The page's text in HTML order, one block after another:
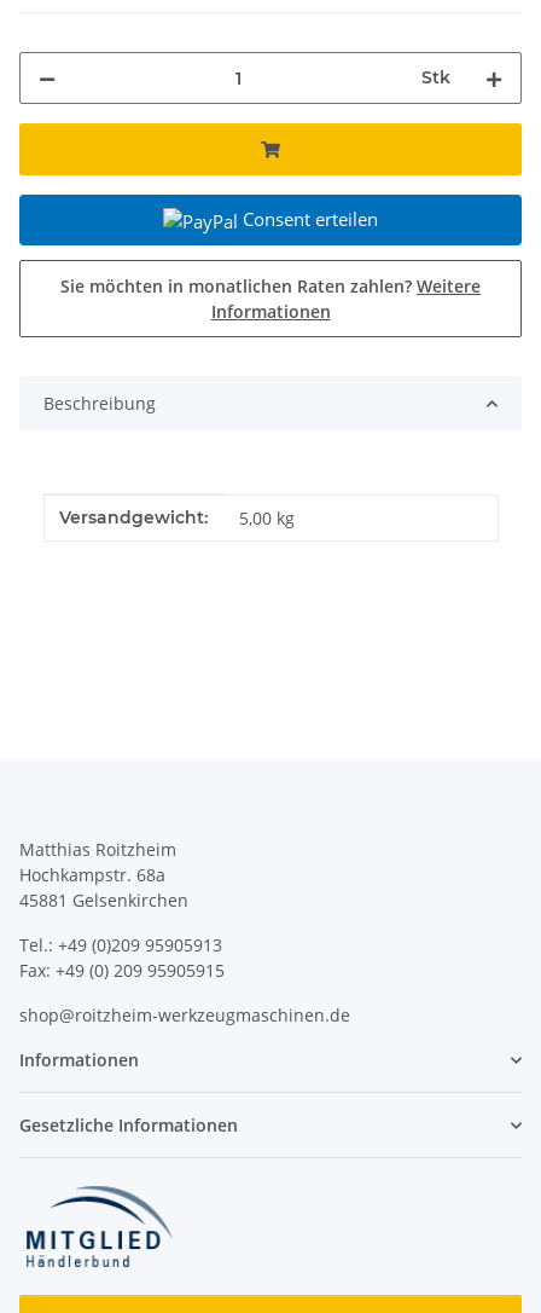
Stk
Consent erteilen
Sie möchten in monatlichen Raten zahlen? Weitere
Informationen
Beschreibung
Produkteigenschaft
Wert
Versandgewicht: 5,00 kg
Matthias Roitzheim
Hochkampstr. 68a
45881 Gelsenkirchen
Tel.: +49 (0)209 95905913
Fax: +49 (0) 209 95905915
shop@roitzheim-werkzeugmaschinen.de
Informationen
Gesetzliche Informationen